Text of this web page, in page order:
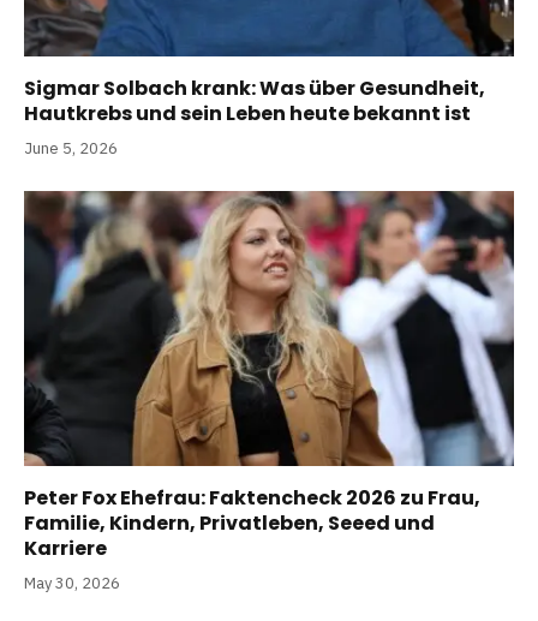
Sigmar Solbach krank: Was über Gesundheit,
Hautkrebs und sein Leben heute bekannt ist
June 5, 2026
Peter Fox Ehefrau: Faktencheck 2026 zu Frau,
Familie, Kindern, Privatleben, Seeed und
Karriere
May 30, 2026